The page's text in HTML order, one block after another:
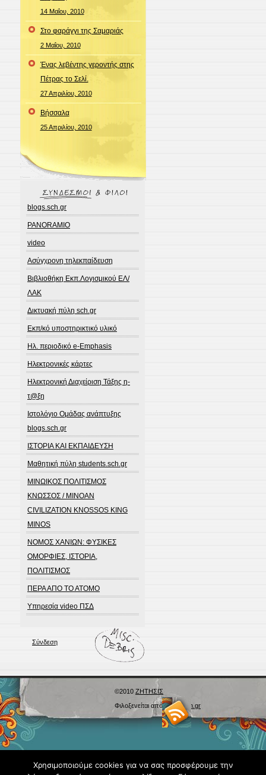
14 Μαΐου, 2010
Στο φαράγγι της Σαμαριάς
2 Μαΐου, 2010
Ένας λεβέντης γεροντής στης
Πέτρας το Σελί.
27 Απριλίου, 2010
Bήσσαλα
25 Απριλίου, 2010
blogs.sch.gr
PANORAMIO
video
Ασύγχρονη τηλεκπαίδευση
Βιβλιοθήκη Εκπ.Λογισμικού ΕΛ/
ΛΑΚ
Δικτυακή πύλη sch.gr
Εκπ/κό υποστηρικτικό υλικό
Ηλ. περιοδικό e-Emphasis
Ηλεκτρονικές κάρτες
Ηλεκτρονική Διαχείριση Τάξης η-
τ@ξη
Ιστολόγιο Ομάδας ανάπτυξης
blogs.sch.gr
ΙΣΤΟΡΙΑ ΚΑΙ ΕΚΠΑΙΔΕΥΣΗ
Μαθητική πύλη students.sch.gr
ΜΙΝΩΙΚΟΣ ΠΟΛΙΤΙΣΜΟΣ
ΚΝΩΣΣΟΣ / MINOAN
CIVILIZATION KNOSSOS KING
MINOS
ΝΟΜΟΣ ΧΑΝΙΩΝ: ΦΥΣΙΚΕΣ
ΟΜΟΡΦΙΕΣ, ΙΣΤΟΡΙΑ,
ΠΟΛΙΤΙΣΜΟΣ
ΠΕΡΑ ΑΠΟ ΤΟ ΑΤΟΜΟ
Υπηρεσία video ΠΣΔ
Σύνδεση
©2010 ΖΗΤΗΣΙΣ
Φιλοξενείται απόBlogs.sch.gr
Χρησιμοποιούμε cookies για να σας προσφέρουμε την